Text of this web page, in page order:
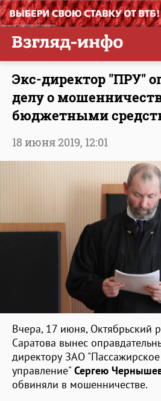
Экс-директор "ПРУ"
делу о
бюджетными
18 июня 2019, 12:01
Вчера, 17 июня, Октябрьский
Саратова вынес
директору ЗАО
управление" Сергею
обвиняли в мошенничестве.